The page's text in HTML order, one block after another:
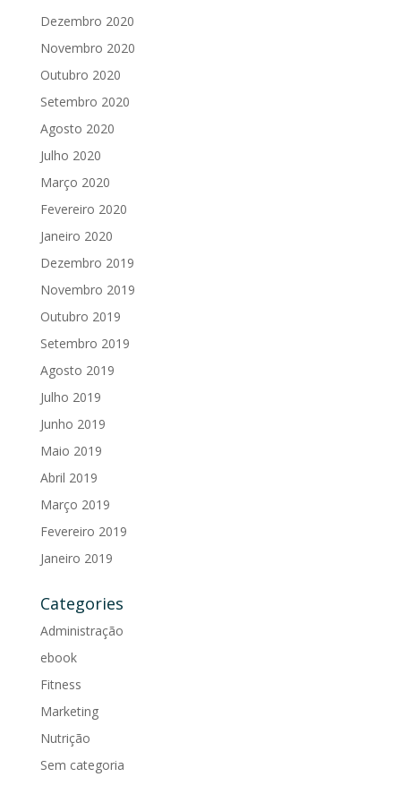
Dezembro 2020
Novembro 2020
Outubro 2020
Setembro 2020
Agosto 2020
Julho 2020
Março 2020
Fevereiro 2020
Janeiro 2020
Dezembro 2019
Novembro 2019
Outubro 2019
Setembro 2019
Agosto 2019
Julho 2019
Junho 2019
Maio 2019
Abril 2019
Março 2019
Fevereiro 2019
Janeiro 2019
Categories
Administração
ebook
Fitness
Marketing
Nutrição
Sem categoria